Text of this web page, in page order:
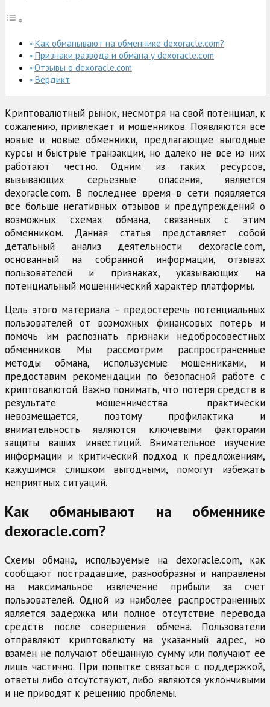
Как обманывают на обменнике dexoracle.com?
Признаки развода и обмана у dexoracle.com
Отзывы о dexoracle.com
Вердикт
Криптовалютный рынок, несмотря на свой потенциал, к
сожалению, привлекает и мошенников. Появляются все
новые и новые обменники, предлагающие выгодные
курсы и быстрые транзакции, но далеко не все из них
работают честно. Одним из таких ресурсов,
вызывающих серьезные опасения, является
dexoracle.com. В последнее время в сети появляется
все больше негативных отзывов и предупреждений о
возможных схемах обмана, связанных с этим
обменником. Данная статья представляет собой
детальный анализ деятельности dexoracle.com,
основанный на собранной информации, отзывах
пользователей и признаках, указывающих на
потенциальный мошеннический характер платформы.
Цель этого материала – предостеречь потенциальных
пользователей от возможных финансовых потерь и
помочь им распознать признаки недобросовестных
обменников. Мы рассмотрим распространенные
методы обмана, используемые мошенниками, и
предоставим рекомендации по безопасной работе с
криптовалютой. Важно понимать, что потеря средств в
результате мошенничества практически
невозмещается, поэтому профилактика и
внимательность являются ключевыми факторами
защиты ваших инвестиций. Внимательное изучение
информации и критический подход к предложениям,
кажущимся слишком выгодными, помогут избежать
неприятных ситуаций.
Как обманывают на обменнике
dexoracle.com?
Схемы обмана, используемые на dexoracle.com, как
сообщают пострадавшие, разнообразны и направлены
на максимальное извлечение прибыли за счет
пользователей. Одной из наиболее распространенных
является задержка или полное отсутствие перевода
средств после совершения обмена. Пользователи
отправляют криптовалюту на указанный адрес, но
взамен не получают обещанную сумму или получают ее
лишь частично. При попытке связаться с поддержкой,
ответы либо отсутствуют, либо являются уклончивыми
и не приводят к решению проблемы.